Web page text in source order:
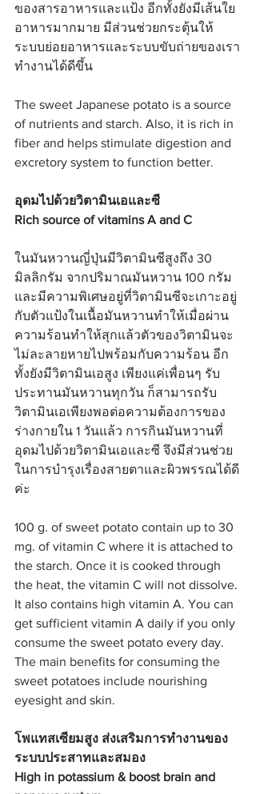
ของสารอาหารและแป้ง อีกทั้งยังมีเส้นใย
อาหารมากมาย มีส่วนช่วยกระตุ้นให้
ระบบย่อยอาหารและระบบขับถ่ายของเรา
ทำงานได้ดีขึ้น
The sweet Japanese potato is a source
of nutrients and starch. Also, it is rich in
fiber and helps stimulate digestion and
excretory system to function better.
อุดมไปด้วยวิตามินเอและซี
Rich source of vitamins A and C
ในมันหวานญี่ปุ่นมีวิตามินซีสูงถึง 30
มิลลิกรัม จากปริมาณมันหวาน 100 กรัม
และมีความพิเศษอยู่ที่วิตามินซีจะเกาะอยู่
กับตัวแป้งในเนื้อมันหวานทำให้เมื่อผ่าน
ความร้อนทำให้สุกแล้วตัวของวิตามินจะ
ไม่ละลายหายไปพร้อมกับความร้อน อีก
ทั้งยังมีวิตามินเอสูง เพียงแค่เพื่อนๆ รับ
ประทานมันหวานทุกวัน ก็สามารถรับ
วิตามินเอเพียงพอต่อความต้องการของ
ร่างกายใน 1 วันแล้ว การกินมันหวานที่
อุดมไปด้วยวิตามินเอและซี จึงมีส่วนช่วย
ในการบำรุงเรื่องสายตาและผิวพรรณได้ดี
ค่ะ
100 g. of sweet potato contain up to 30
mg. of vitamin C where it is attached to
the starch. Once it is cooked through
the heat, the vitamin C will not dissolve.
It also contains high vitamin A. You can
get sufficient vitamin A daily if you only
consume the sweet potato every day.
The main benefits for consuming the
sweet potatoes include nourishing
eyesight and skin.
โพแทสเซียมสูง ส่งเสริมการทำงานของ
ระบบประสาทและสมอง
High in potassium & boost brain and